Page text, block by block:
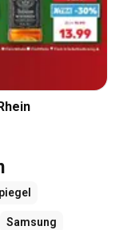
Samsung